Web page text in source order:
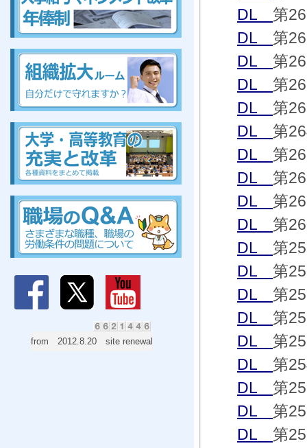
from 2012.8.20 site renewal
DL 第
DL 第
DL 第
DL 第
DL 第
DL 第
DL 第
DL 第
DL 第
DL 第
DL 第
DL 第
DL 第
DL 第
DL 第
DL 第
DL 第
DL 第
DL 第